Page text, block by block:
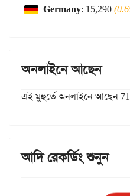
Germany: 15,290
অনলাইনে আছেন
এই মুহুর্তে অনলাইনে আছেন
আদি রেকর্ডিং শুনুন